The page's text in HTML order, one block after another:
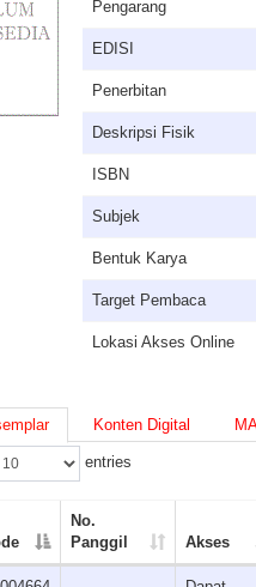
Pengarang
EDISI
Penerbitan
Deskripsi Fisik
ISBN
Subjek
Bentuk Karya
Target Pembaca
Lokasi Akses Online
Konten Digital
entries
No.
Panggil
Akses